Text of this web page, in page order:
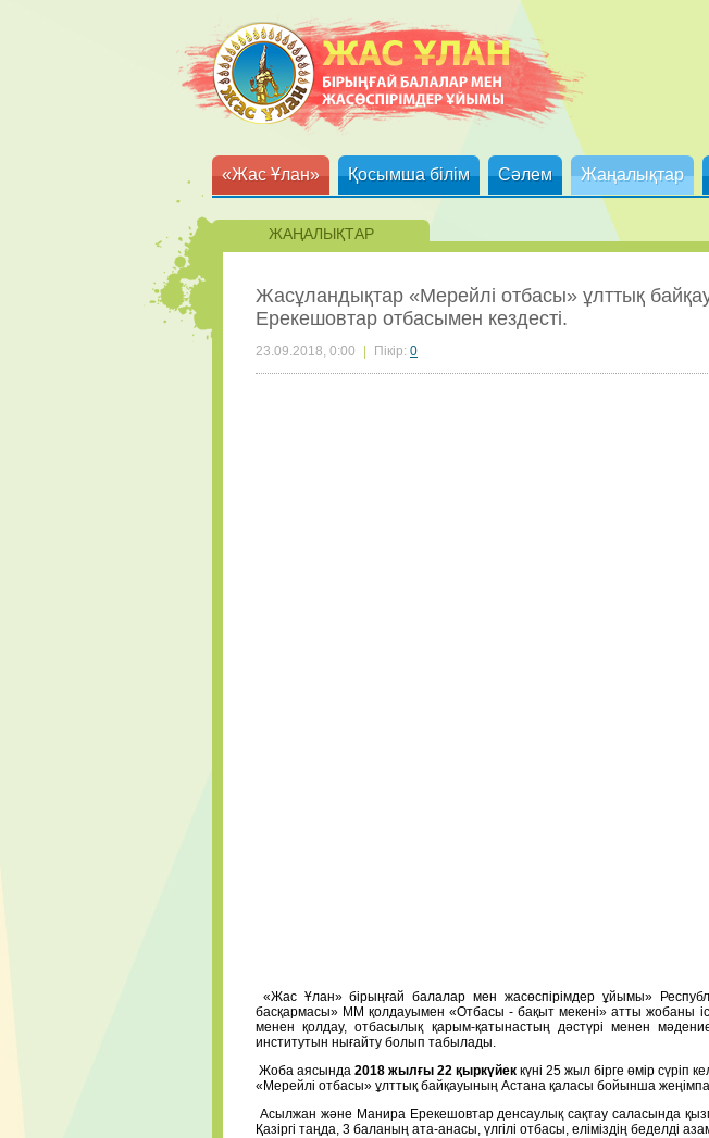
«Жас Ұлан» Қосымша білім Сәлем Жаңалықтар
ЖАҢАЛЫҚТАР
Жасұландықтар «Мерейлі отбасы» ұлттық
Ерекешовтар отбасымен кездесті.
23.09.2018, 0:00 Пікір: 0
«Жас Ұлан» бірыңғай балалар мен жасөспірімдер ұйымы»
басқармасы» ММ қолдауымен «Отбасы - бақыт мекені» атты жобаны
менен қолдау, отбасылық қарым-қатынастың дәстүрі менен
институтын нығайту болып табылады.
Жоба аясында 2018 жылғы 22 қыркүйек күні 25 жыл бірге өмір сүріп
«Мерейлі отбасы» ұлттық байқауының Астана қаласы бойынша
Асылжан және Манира Ерекешовтар денсаулық сақтау саласында
Қазіргі таңда, 3 баланың ата-анасы, үлгілі отбасы, еліміздің беделді